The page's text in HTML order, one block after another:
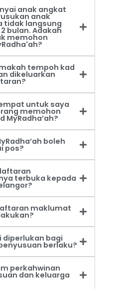
anak angkat
anak
tidak langsung
bulan. Adakah
memohon
tempoh kad
dikeluarkan
untuk saya
memohon
MyRadha’ah?
boleh
pos?
terbuka kepada
maklumat
diperlukan bagi
berlaku?
perkahwinan
dan keluarga